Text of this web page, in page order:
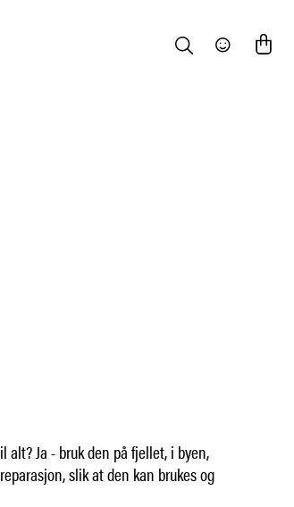
Search Community
Ja - bruk den på fjellet, i byen,
slik at den kan brukes og